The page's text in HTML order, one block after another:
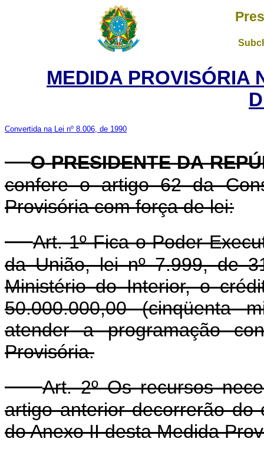
MEDIDA PROVISÓRIA
Convertida na Lei nº 8.006, de 1990
O PRESIDENTE DA
confere o artigo 62 da
Provisória com força de lei:
Art. 1º Fica o Poder
da União, lei nº 7.999, de
Ministério do Interior, o
50.000.000,00 (cinqüenta
atender a programação
Provisória.
Art. 2º Os recursos
artigo anterior decorrerão do
do Anexo II desta Medida